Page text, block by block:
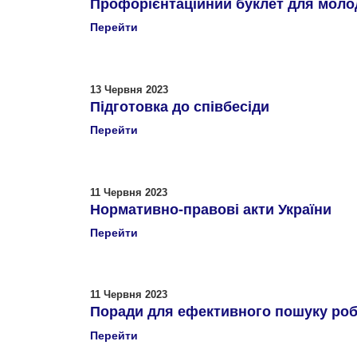
Профорієнтаційний буклет для
Перейти
13 Червня 2023
Підготовка до співбесіди
Перейти
11 Червня 2023
Нормативно-правові акти України
Перейти
11 Червня 2023
Поради для ефективного пошуку
Перейти